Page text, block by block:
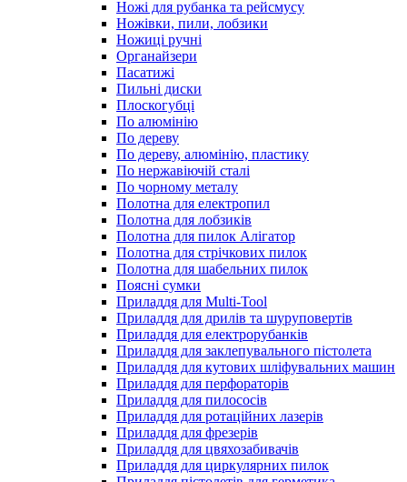
Ножі для рубанка та рейсмусу
Ножівки, пили, лобзики
Ножиці ручні
Органайзери
Пасатижі
Пильні диски
Плоскогубці
По алюмінію
По дереву
По дереву, алюмінію, пластику
По нержавіючій сталі
По чорному металу
Полотна для електропил
Полотна для лобзиків
Полотна для пилок Алігатор
Полотна для стрічкових пилок
Полотна для шабельних пилок
Поясні сумки
Приладдя для Multi-Tool
Приладдя для дрилів та шуруповертів
Приладдя для електрорубанків
Приладдя для заклепувального пістолета
Приладдя для кутових шліфувальних машин
Приладдя для перфораторів
Приладдя для пилососів
Приладдя для ротаційних лазерів
Приладдя для фрезерів
Приладдя для цвяхозабивачів
Приладдя для циркулярних пилок